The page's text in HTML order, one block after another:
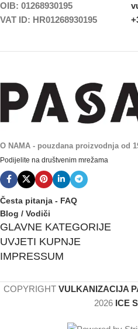
OIB: 01268930195
VAT ID: HR01268930195
O NAMA - pouzdana proizvodnja od
Podijelite na društvenim mrežama
Česta pitanja - FAQ
Blog / Vodiči
GLAVNE KATEGORIJE
UVJETI KUPNJE
IMPRESSUM
COPYRIGHT VULKANIZACIJA
2026 ICE